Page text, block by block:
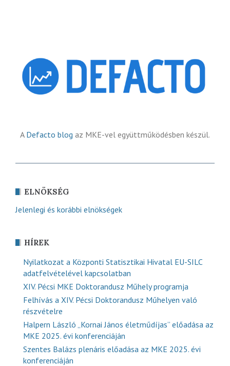
A Defacto blog az MKE-vel együttműködésben készül.
ELNÖKSÉG
Jelenlegi és korábbi elnökségek
HÍREK
Nyilatkozat a Központi Statisztikai Hivatal EU-SILC
adatfelvételével kapcsolatban
XIV. Pécsi MKE Doktorandusz Műhely programja
Felhívás a XIV. Pécsi Doktorandusz Műhelyen való
részvételre
Halpern László „Kornai János életműdíjas” előadása az
MKE 2025. évi konferenciáján
Szentes Balázs plenáris előadása az MKE 2025. évi
konferenciáján